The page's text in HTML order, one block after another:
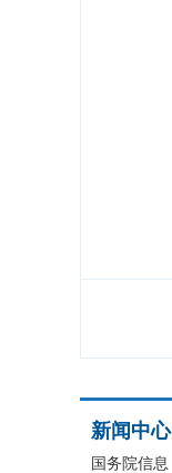
新闻中心
国务院信息